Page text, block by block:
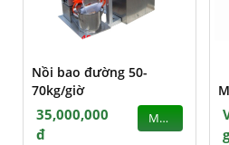
Nồi bao đường 50-
70kg/giờ
35,000,000
đ
MUA